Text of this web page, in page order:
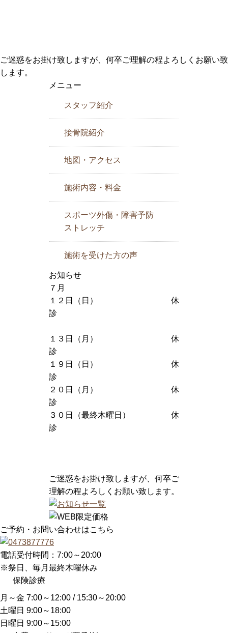
ご迷惑をお掛け致しますが、何卒ご理解の程よろしくお願い致
します。
メニュー
スタッフ紹介
接骨院紹介
地図・アクセス
施術内容・料金
スポーツ外傷・障害予防
ストレッチ
施術を受けた方の声
お知らせ
７月
１２日（日） 休
診
１３日（月） 休
診
１９日（日） 休
診
２０日（月） 休
診
３０日（最終木曜日） 休
診
ご迷惑をお掛け致しますが、何卒ご
理解の程よろしくお願い致します。
ご予約・お問い合わせはこちら
電話受付時間：7:00～20:00
※祭日、毎月最終木曜休み
保険診療
月～金 7:00～12:00 / 15:30～20:00
土曜日 9:00～18:00
日曜日 9:00～15:00